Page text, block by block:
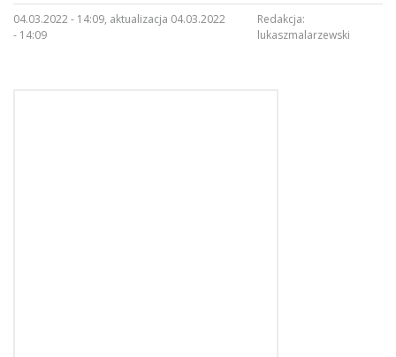
04.03.2022 - 14:09, aktualizacja 04.03.2022
- 14:09
Redakcja:
lukaszmalarzewski